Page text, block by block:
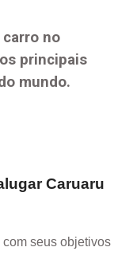
no
principais
mundo.
Caruaru
seus objetivos